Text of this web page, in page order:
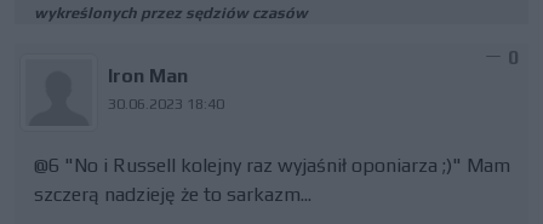
wykreślonych przez sędziów czasów
Iron Man
30.06.2023 18:40
0
@6 "No i Russell kolejny raz wyjaśnił oponiarza ;)" Mam
szczerą nadzieję że to sarkazm...